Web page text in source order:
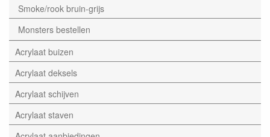
Smoke/rook bruin-grijs
Monsters bestellen
Acrylaat buizen
Acrylaat deksels
Acrylaat schijven
Acrylaat staven